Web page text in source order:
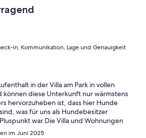
in, Kommunikation, Lage und Genauigkeit
in der Villa am Park in vollen
können diese Unterkunft nur wärmstens
hervorzuheben ist, dass hier Hunde
was für uns als Hundebesitzer
war.Die Villa und Wohnungen
was den gesamten Aufenthalt noch
im Juni 2025